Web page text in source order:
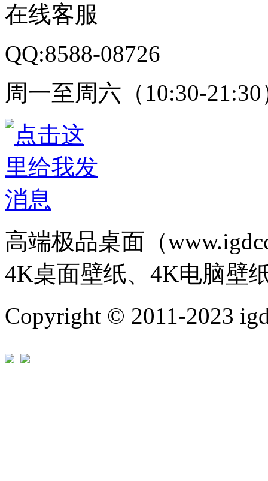
在线客服
QQ:8588-08726
周一至周六（10:30-21:30
高端极品桌面（
4K桌面壁纸、4K电脑壁
Copyright © 2011-2023